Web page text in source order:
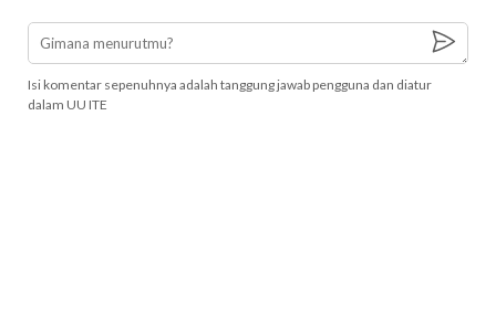
Isi komentar sepenuhnya adalah tanggung jawab pengguna dan diatur
dalam UU ITE